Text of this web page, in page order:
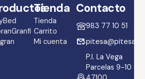
Granfi
Tienda
Tienda
Carrito
Mi cuenta
Contacto
983 77 10 51
pitesa@pitesa.es
P.I. La Vega
Parcelas 9-10